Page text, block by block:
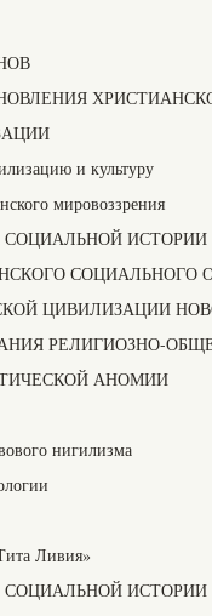
и культуру
мировоззрения
ИСТОРИИ
СОЦИАЛЬНОГО
ЦИВИЛИЗАЦИИ
РЕЛИГИОЗНО-
АНОМИИ
нигилизма
Ливия»
ИСТОРИИ